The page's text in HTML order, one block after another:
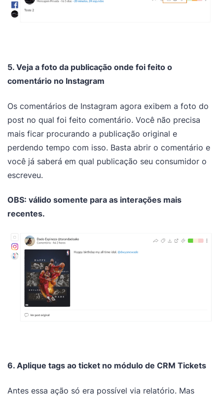
5. Veja a foto da publicação onde foi feito o
comentário no Instagram
Os comentários de Instagram agora exibem a foto do
post no qual foi feito comentário. Você não precisa
mais ficar procurando a publicação original e
perdendo tempo com isso. Basta abrir o comentário e
você já saberá em qual publicação seu consumidor o
escreveu.
OBS: válido somente para as interações mais
recentes.
6. Aplique tags ao ticket no módulo de CRM Tickets
Antes essa ação só era possível via relatório. Mas